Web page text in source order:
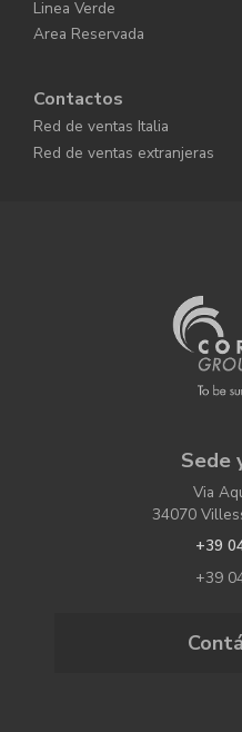
Linea Verde
Area Reservada
Contactos
Red de ventas Italia
Red de ventas extranjeras
Sede
Via
34070
+39
+39